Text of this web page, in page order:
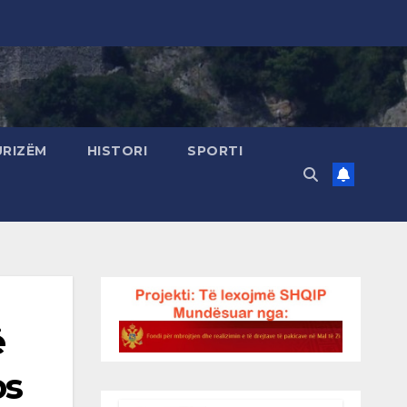
HISTORI SPORTI